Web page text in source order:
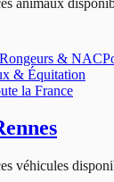
Rongeurs & NAC
& Équitation
la France
véhicules